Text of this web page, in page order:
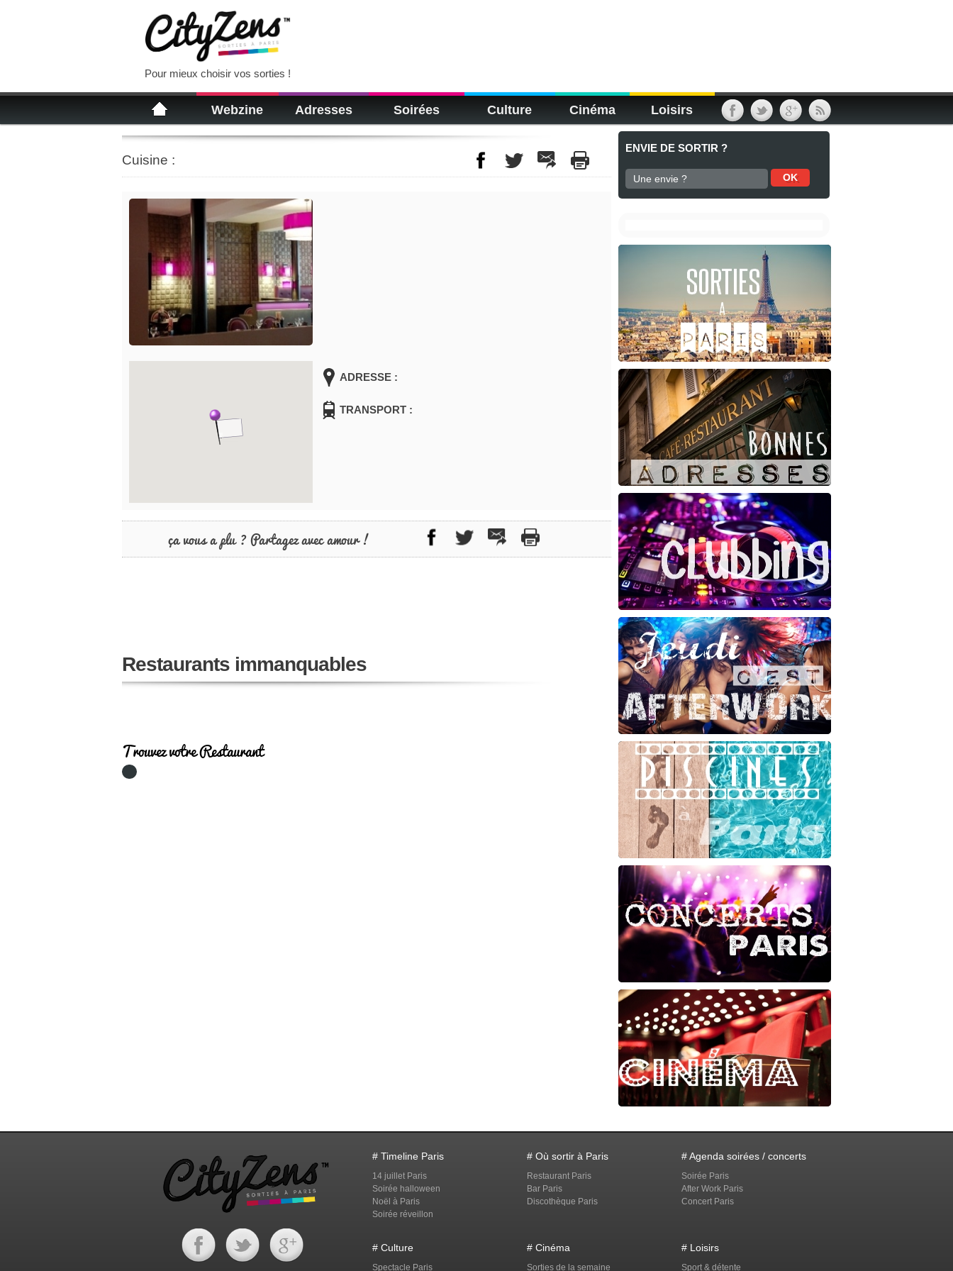
Pour mieux choisir vos sorties !
Webzine Adresses Soirées Culture Cinéma Loisirs
Cuisine :
ADRESSE :
TRANSPORT :
ça vous a plu ? Partagez avec amour !
Restaurants immanquables
Trouvez votre Restaurant
ENVIE DE SORTIR ?
# Timeline Paris
14 juillet Paris
Soirée halloween
Noël à Paris
Soirée réveillon
# Où sortir à Paris
Restaurant Paris
Bar Paris
Discothèque Paris
# Agenda soirées / concerts
Soirée Paris
After Work Paris
Concert Paris
# Culture
Spectacle Paris
# Cinéma
Sorties de la semaine
# Loisirs
Sport & détente